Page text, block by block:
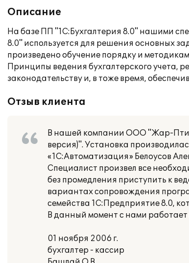
Описание
На базе ПП "1С:Бухгалтерия 8.0" нашими
8.0" используется для решения основных
произведено обучение порядку и
Принципы ведения бухгалтерского учета,
законодательству и, в тоже время,
Отзыв клиента
В нашей компании ООО "Жар-
версия)". Установка
«1С:Автоматизация» Белоусов
Специалист произвел все
без промедления приступить к
вариантах сопровождения
семейства 1С:Предприятие 8.0,
В данный момент с нами
01 ноября 2006 г.
бухгалтер - кассир